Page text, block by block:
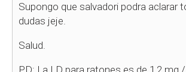
Supongo que salvadori podra aclarar
dudas jeje.
Salud.
PD: La LD para ratones es de 1,2 mg